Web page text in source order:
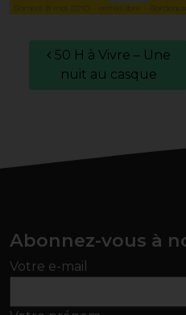
Navigation
50 H à Vivre – Une
nuit au casque
Abonnez-vous à
Votre e-mail